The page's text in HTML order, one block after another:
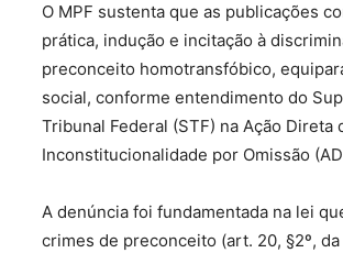
O MPF sustenta que as publicações
prática, indução e incitação à
preconceito homotransfóbico,
social, conforme entendimento do
Tribunal Federal (STF) na Ação Direta
Inconstitucionalidade por Omissão
A denúncia foi fundamentada na lei
crimes de preconceito (art. 20, §2º, da